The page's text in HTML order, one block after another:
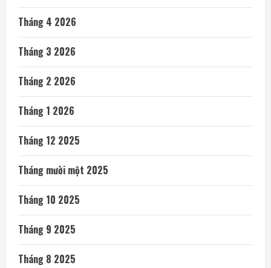
Tháng 4 2026
Tháng 3 2026
Tháng 2 2026
Tháng 1 2026
Tháng 12 2025
Tháng mười một 2025
Tháng 10 2025
Tháng 9 2025
Tháng 8 2025